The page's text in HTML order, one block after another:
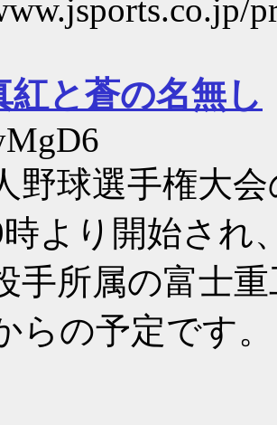
紅と蒼の名無し
野球選手権大
より開始され
手所属の富士
らの予定です。